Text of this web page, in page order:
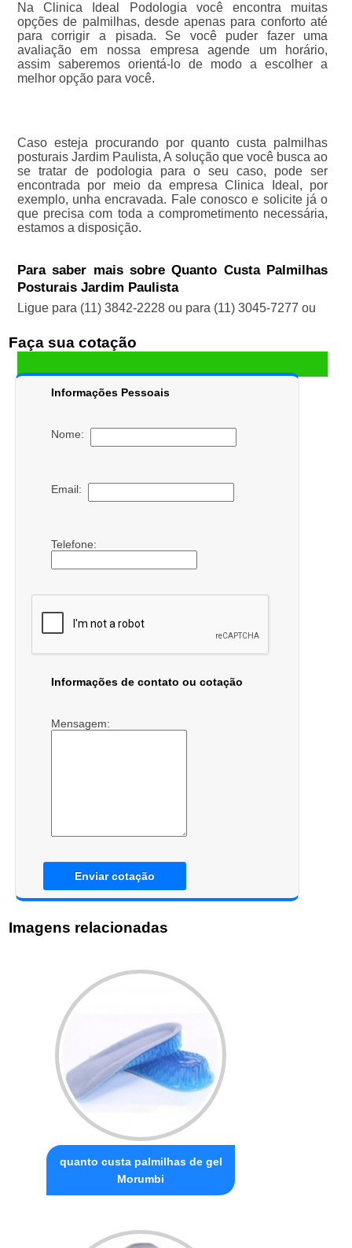
Na Clinica Ideal Podologia você encontra muitas
opções de palmilhas, desde apenas para conforto até
para corrigir a pisada. Se você puder fazer uma
avaliação em nossa empresa agende um horário,
assim saberemos orientá-lo de modo a escolher a
melhor opção para você.
Caso esteja procurando por quanto custa palmilhas
posturais Jardim Paulista, A solução que você busca ao
se tratar de podologia para o seu caso, pode ser
encontrada por meio da empresa Clinica Ideal, por
exemplo, unha encravada. Fale conosco e solicite já o
que precisa com toda a comprometimento necessária,
estamos a disposição.
Para saber mais sobre Quanto Custa Palmilhas
Posturais Jardim Paulista
Ligue para (11) 3842-2228ou para (11) 3045-7277 ou
Faça sua cotação
Informações Pessoais
Nome:
Email:
Telefone:
Informações de contato ou cotação
Mensagem:
Enviar cotação
Imagens relacionadas
quanto custa palmilhas de gel
Morumbi